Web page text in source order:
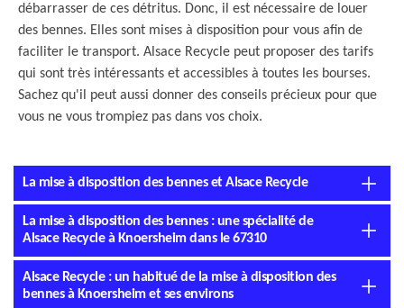
débarrasser de ces détritus. Donc, il est nécessaire de louer
des bennes. Elles sont mises à disposition pour vous afin de
faciliter le transport. Alsace Recycle peut proposer des tarifs
qui sont très intéressants et accessibles à toutes les bourses.
Sachez qu'il peut aussi donner des conseils précieux pour que
vous ne vous trompiez pas dans vos choix.
La mise à disposition des bennes et Alsace Recycle
La mise à disposition des bennes : une spécialité de
Alsace Recycle à Knoersheim dans le 67310
Alsace Recycle : un habitué de la mise à disposition des
bennes à Knoersheim et ses environs